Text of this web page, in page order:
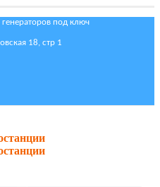
под ключ
18, стр 1